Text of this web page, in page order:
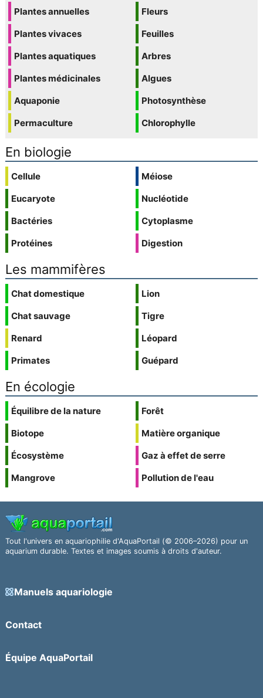
Plantes annuelles
Plantes vivaces
Plantes aquatiques
Plantes médicinales
Aquaponie
Permaculture
Fleurs
Feuilles
Arbres
Algues
Photosynthèse
Chlorophylle
En biologie
Cellule
Eucaryote
Bactéries
Protéines
Méiose
Nucléotide
Cytoplasme
Digestion
Les mammifères
Chat domestique
Chat sauvage
Renard
Primates
Lion
Tigre
Léopard
Guépard
En écologie
Équilibre de la nature
Biotope
Écosystème
Mangrove
Forêt
Matière organique
Gaz à effet de serre
Pollution de l'eau
Tout l'univers en aquariophilie d'AquaPortail (© 2006–2026) pour un
aquarium durable. Textes et images soumis à droits d'auteur.
Manuels aquariologie
Contact
Équipe AquaPortail